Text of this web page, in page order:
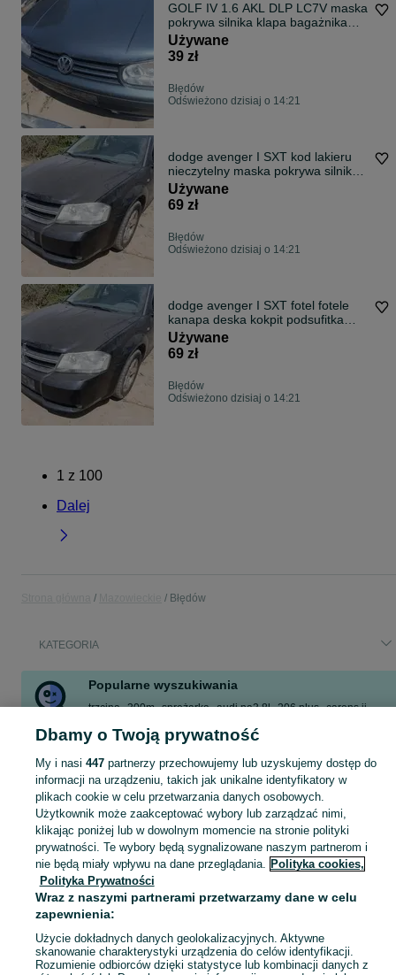
GOLF IV 1.6 AKL DLP LC7V maska
pokrywa silnika klapa bagażnika
zderzak lampa reflektor pas
przedni stop lampy halogeny
przeciwmgłowe odblaski grill atrapa
Używane
39 zł
Błędów
Odświeżono dzisiaj o 14:21
dodge avenger I SXT kod lakieru
nieczytelny maska pokrywa silnika
klapa bagażnika zderzak lampa
Używane
69 zł
Błędów
Odświeżono dzisiaj o 14:21
dodge avenger I SXT fotel fotele
kanapa deska kokpit podsufitka
boczek boczki klamka podłokietnik
Używane
69 zł
Błędów
Odświeżono dzisiaj o 14:21
1 z 100
Dalej
Błędów
KATEGORIA
Popularne wyszukiwania
trzcina 300m sprężarka audi na3 8l 206 plus carens ii
octawia 9901
pracownik biurowy
Zobacz Więcej
Skorzystaj z największego serwisu ogłoszeniowego - Błędów i okolice! Kupuj to, czego pragniesz i sprzedawaj to, czego już nie potrzebujesz!
Mapa kategorii
Mapa miejscowości
Mapa ministron
Popularne wyszukiwania
Dbamy o Twoją prywatność
My i nasi 447partnerzy przechowujemy lub uzyskujemy dostęp do
informacji na urządzeniu, takich jak unikalne identyfikatory w
plikach cookie w celu przetwarzania danych osobowych.
Użytkownik może zaakceptować wybory lub zarządzać nimi,
klikając poniżej lub w dowolnym momencie na stronie polityki
prywatności. Te wybory będą sygnalizowane naszym partnerom i
nie będą miały wpływu na dane przeglądania. Polityka cookies,
Polityka Prywatności
Wraz z naszymi partnerami przetwarzamy dane w celu
zapewnienia:
Użycie dokładnych danych geolokalizacyjnych. Aktywne
skanowanie charakterystyki urządzenia do celów identyfikacji.
Rozumienie odbiorców dzięki statystyce lub kombinacji danych z